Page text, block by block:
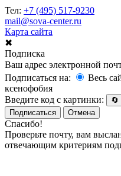
Тел: +7 (495) 517-9230
mail@sova-center.ru
Карта сайта
✖
Подписка
Ваш адрес электронной
Подписаться на:
Весь
ксенофобия
Введите код с картинки:
🔄
Подписаться
Отмена
Спасибо!
Проверьте почту, вам
отвечающим критериям